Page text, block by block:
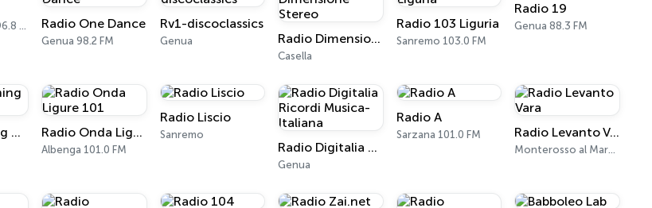
Varazze 91.1 - 96.8 FM Radio One Dance
Genua 98.2 FM
Rv1-discoclassics
Genua Radio Dimensione Stereo
Casella
Radio 103 Liguria
Sanremo 103.0 FM
Radio 19
Genua 88.3 FM
GoodMorning Genova Radio Onda Ligure 101
Albenga 101.0 FM
Radio Liscio
Sanremo
Radio Digitalia Ricordi Musica-Italiana
Genua
Radio A
Sarzana 101.0 FM Radio Levanto Vara
Monterosso al Mare 89.9 FM